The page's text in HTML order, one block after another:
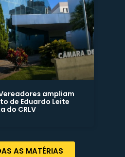
ampliam
de Eduardo Leite
do CRLV
AS MATÉRIAS